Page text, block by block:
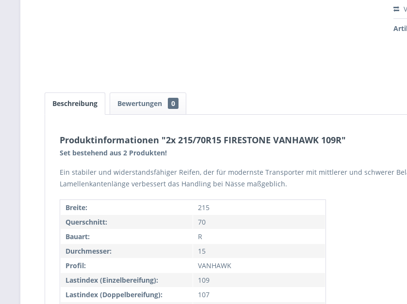
Beschreibung Bewertungen 0
Produktinformationen "2x 215/70R15 FIRESTONE VANHAWK 109R"
Set bestehend aus 2 Produkten!
Ein stabiler und widerstandsfähiger Reifen, der für modernste Transporter mit mittlerer und schwerer
Lamellenkantenlänge verbessert das Handling bei Nässe maßgeblich.
Breite:
215
Querschnitt:
70
Bauart:
R
Durchmesser:
15
Profil:
VANHAWK
Lastindex (Einzelbereifung):
109
Lastindex (Doppelbereifung):
107